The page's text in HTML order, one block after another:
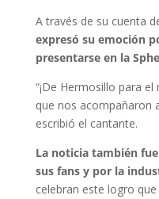
A través de su cuenta
expresó su emoción
presentarse en la
“¡De Hermosillo para
que nos acompañaron
escribió el cantante.
La noticia también
sus fans y por la
celebran este logro